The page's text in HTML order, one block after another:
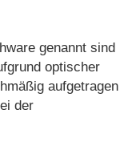
genannt sind
optischer
aufgetragen
der